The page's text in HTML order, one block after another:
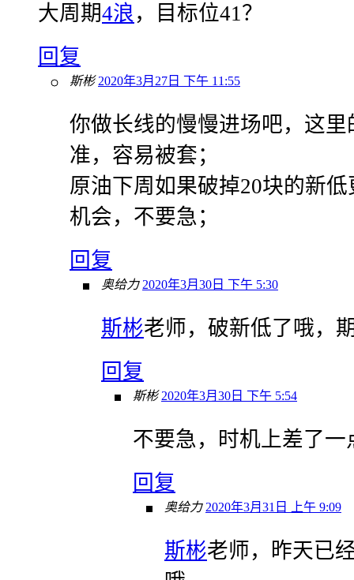
大周期4浪 ，目标位41？
回复
斯彬 2020年3月27日 下午 11:55
你做长线的慢慢进场吧，这
准，容易被套；
原油下周如果破掉20块的新
机会，不要急；
回复
奥给力 2020年3月30日 下午 5:30
斯彬老师，破新低了哦，
回复
斯彬 2020年3月30日 下午 5:54
不要急，时机上差了一
回复
奥给力 2020年3月31日 上午 9:09
斯彬老师，昨天已